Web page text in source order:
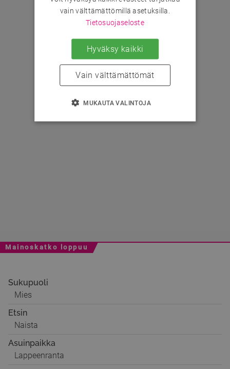
Mainoskatko loppuu
Sukupuoli
Mies
Etsin
Naista
Asuinpaikka
Lappeenranta
vain välttämättömillä asetuksilla.
Tietosuojaseloste
Hyväksy kaikki
Vain välttämättömät
MUKAUTA VALINTOJA